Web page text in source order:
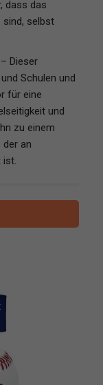
dass das
sind, selbst
– Dieser
Schulen und
für eine
und
zu einem
der an
ist.